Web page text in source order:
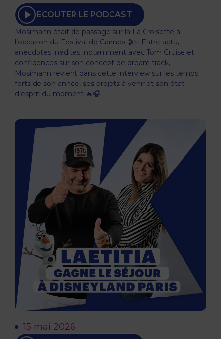
ECOUTER LE PODCAST
Mosimann était de passage sur la La Croisette à
l’occasion du Festival de Cannes 🎬✨ Entre actu,
anecdotes inédites, notamment avec Tom Cruise et
confidences sur son concept de dream track,
Mosimann revient dans cette interview sur les temps
forts de son année, ses projets à venir et son état
d’esprit du moment 🔥🎧
15 mai 2026